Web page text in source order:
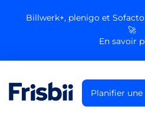
Billwerk+, plenigo et
🚀
En savoir
Planifier